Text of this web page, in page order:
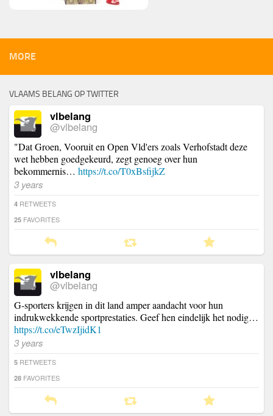
MORE
VLAAMS BELANG OP TWITTER
vlbelang
@vlbelang
"Dat Groen, Vooruit en Open Vld'ers zoals Verhofstadt deze
wet hebben goedgekeurd, zegt genoeg over hun
bekommernis… https://t.co/T0xBsfijkZ
3 years
4 RETWEETS
25 FAVORITES
vlbelang
@vlbelang
G-sporters krijgen in dit land amper aandacht voor hun
indrukwekkende sportprestaties. Geef hen eindelijk het nodig…
https://t.co/eTwzIjidK1
3 years
5 RETWEETS
28 FAVORITES